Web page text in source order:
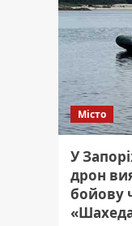
Місто
У
дрон
бойову